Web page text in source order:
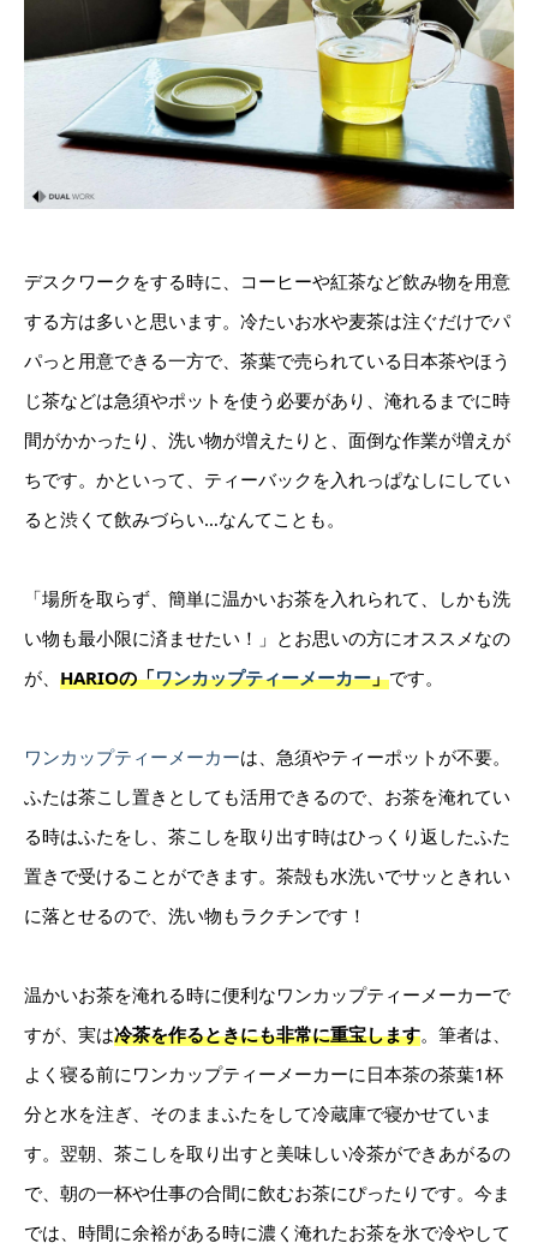
デスクワークをする時に、コーヒーや紅茶など飲み物を用意
する方は多いと思います。冷たいお水や麦茶は注ぐだけでパ
パっと用意できる一方で、茶葉で売られている日本茶やほう
じ茶などは急須やポットを使う必要があり、淹れるまでに時
間がかかったり、洗い物が増えたりと、面倒な作業が増えが
ちです。かといって、ティーバックを入れっぱなしにしてい
ると渋くて飲みづらい…なんてことも。
「場所を取らず、簡単に温かいお茶を入れられて、しかも洗
い物も最小限に済ませたい！」とお思いの方にオススメなの
が、 HARIOの「ワンカップティーメーカー」です。
ワンカップティーメーカーは、急須やティーポットが不要。
ふたは茶こし置きとしても活用できるので、お茶を淹れてい
る時はふたをし、茶こしを取り出す時はひっくり返したふた
置きで受けることができます。茶殻も水洗いでサッときれい
に落とせるので、洗い物もラクチンです！
温かいお茶を淹れる時に便利なワンカップティーメーカーで
すが、実は冷茶を作るときにも非常に重宝します。筆者は、
よく寝る前にワンカップティーメーカーに日本茶の茶葉1杯
分と水を注ぎ、そのままふたをして冷蔵庫で寝かせていま
す。翌朝、茶こしを取り出すと美味しい冷茶ができあがるの
で、朝の一杯や仕事の合間に飲むお茶にぴったりです。今ま
では、時間に余裕がある時に濃く淹れたお茶を氷で冷やして